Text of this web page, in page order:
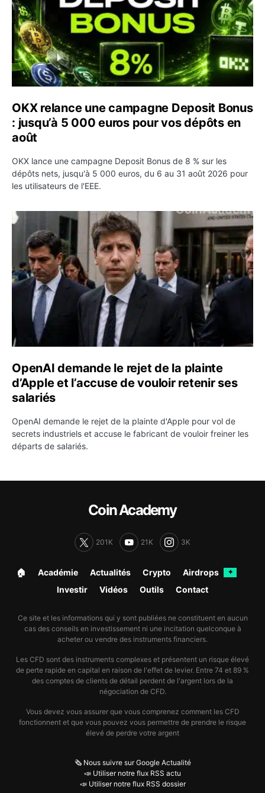
OKX relance une campagne Deposit Bonus
: jusqu’à 5 000 euros pour vos dépôts en
août
OKX lance une campagne Deposit Bonus de 8 % sur les
dépôts nets, jusqu'à 5 000 euros, du 6 au 31 août 2026 pour
les utilisateurs de l'EEE.
OpenAI demande le rejet de la plainte d’Apple et
OpenAI demande le rejet de la plainte
d’Apple et l’accuse de vouloir retenir ses
salariés
OpenAI demande le rejet de la plainte d'Apple pour vol de
secrets industriels et accuse le fabricant de vouloir freiner les
départs de salariés.
Coin Academy
201K 21K 3K
🏠︎ Académie Actualités Crypto Airdrops ✦
Investir Vidéos Outils Contact
Ce site et les informations qui y sont publiées ne constituent en aucun
cas des conseils en investissement ni une incitation quelconque à
acheter ou vendre des instruments financiers.
Les CFD sont des instruments complexes et présentent un risque élevé
de perte rapide en capital en raison de l'effet de levier. Entre 74 et 89 %
des comptes de clients de détail perdent de l'argent lors de la
négociation de CFD.
Vous devez vous assurer que vous comprenez comment les CFD
fonctionnent et que vous pouvez vous permettre de prendre le risque
élevé de perdre votre argent
🗞️ Nous suivre sur Google Actualité
📣 Utiliser notre flux RSS actu
📣 Utiliser notre flux RSS dossier